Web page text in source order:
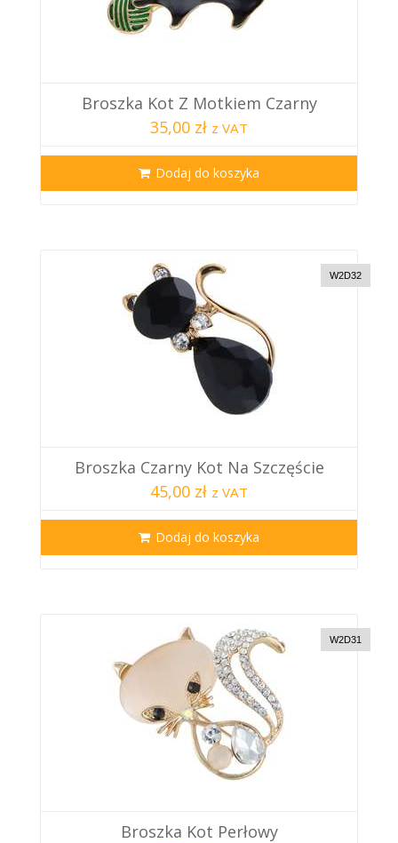
Broszka Kot Z Motkiem Czarny
35,00 zł z VAT
Dodaj do koszyka
W2D32
Broszka Czarny Kot Na Szczęście
45,00 zł z VAT
Dodaj do koszyka
W2D31
Broszka Kot Perłowy